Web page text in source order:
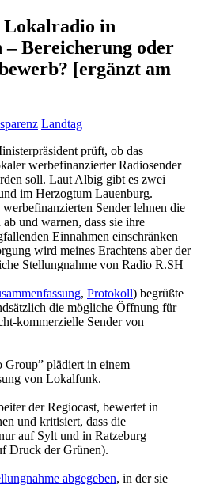
Lokalradio in
– Bereicherung oder
[ergänzt am
Landtag
prüft, ob das
werbefinanzierter Radiosender
soll. Laut Albig gibt es zwei
im Herzogtum Lauenburg.
Sender lehnen die
und warnen, dass sie ihre
Einnahmen einschränken
wird meines Erachtens aber der
Stellungnahme von Radio R.SH
, Protokoll) begrüßte
die mögliche Öffnung für
kommerzielle Sender von
Group” plädiert in einem
von Lokalfunk.
der Regiocast, bewertet in
und kritisiert, dass die
auf Sylt und in Ratzeburg
Druck der Grünen).
abgegeben, in der sie